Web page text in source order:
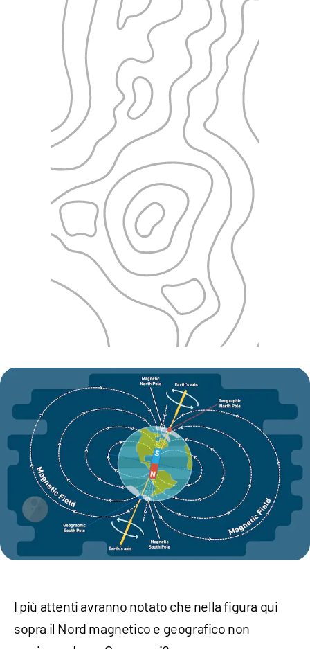
I più attenti avranno notato che nella figura qui
sopra il Nord magnetico e geografico non